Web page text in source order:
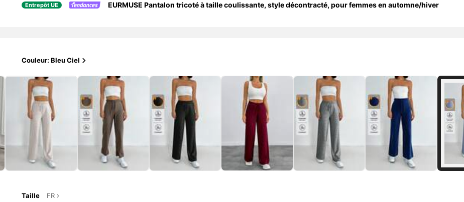
Entrepôt UE EURMUSE Pantalon tricoté à taille coulissante, style décontracté, pour femmes en automne/hiver
Couleur: Bleu Ciel
Taille FR